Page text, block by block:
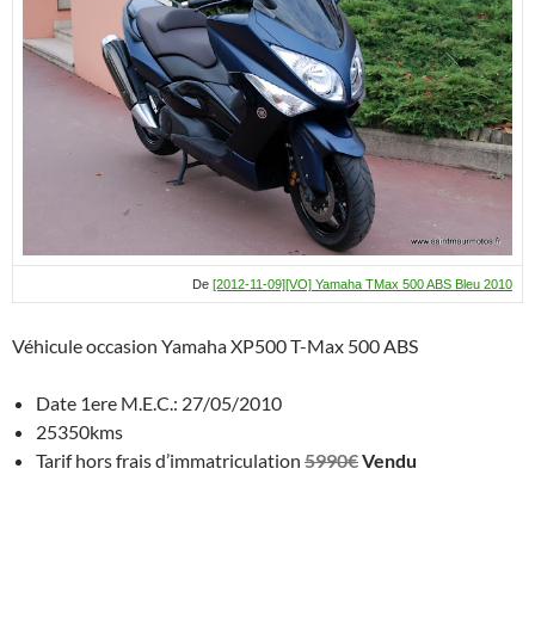
p
p
er o
k
h
at
De [2012-11-09][VO] Yamaha TMax 500 ABS Bleu 2010
Véhicule occasion Yamaha XP500 T-Max 500 ABS
Date 1ere M.E.C.: 27/05/2010
25350kms
Tarif hors frais d’immatriculation 5990€Vendu